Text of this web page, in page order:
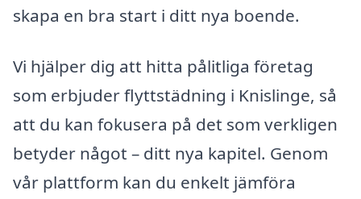
skapa en bra start i ditt nya boende.
Vi hjälper dig att hitta pålitliga företag
som erbjuder flyttstädning i Knislinge, så
att du kan fokusera på det som verkligen
betyder något – ditt nya kapitel. Genom
vår plattform kan du enkelt jämföra